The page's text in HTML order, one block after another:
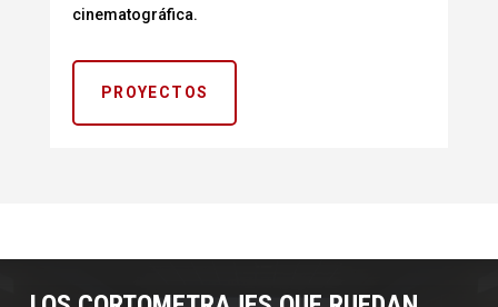
cinematográfica.
PROYECTOS